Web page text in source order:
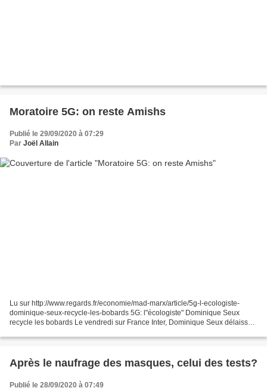
Moratoire 5G: on reste Amishs
Publié le 29/09/2020 à 07:29
Par Joël Allain
Lu sur http://www.regards.fr/economie/mad-marx/article/5g-l-ecologiste-
dominique-seux-recycle-les-bobards 5G: l"écologiste" Dominique Seux
recycle les bobards Le vendredi sur France Inter, Dominique Seux délaisse
Après le naufrage des masques, celui des tests?
Publié le 28/09/2020 à 07:49